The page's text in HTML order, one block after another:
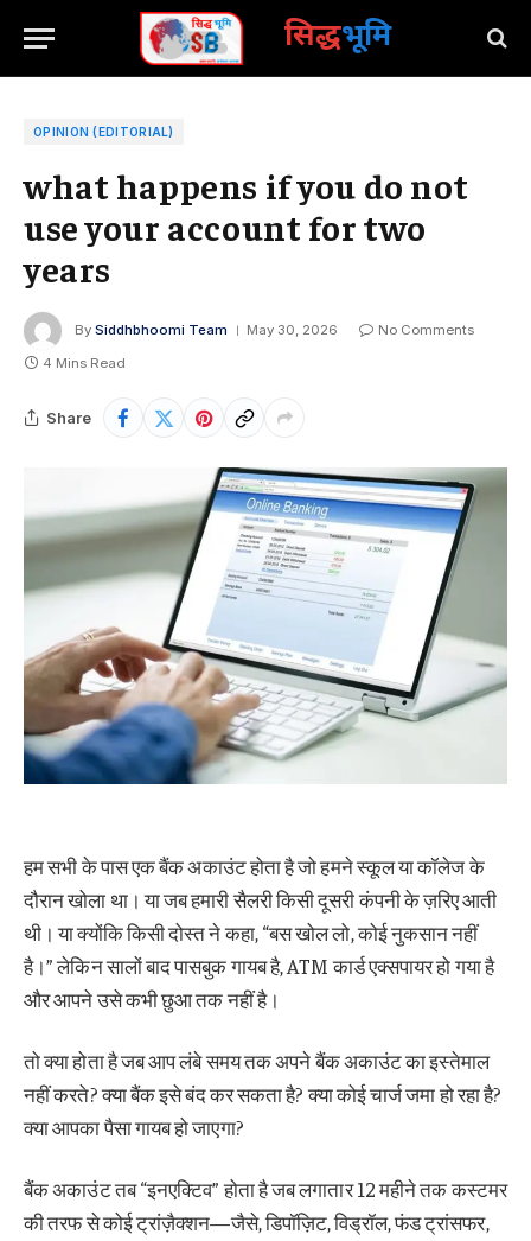
सिद्धभूमि
OPINION (EDITORIAL)
what happens if you do not
use your account for two
years
By Siddhbhoomi Team May 30, 2026
No Comments
4 Mins Read
Share
हम सभी के पास एक बैंक अकाउंट होता है जो हमने स्कूल या कॉलेज के
दौरान खोला था। या जब हमारी सैलरी किसी दूसरी कंपनी के ज़रिए आती
थी। या क्योंकि किसी दोस्त ने कहा, “बस खोल लो, कोई नुकसान नहीं
है।” लेकिन सालों बाद पासबुक गायब है, ATM कार्ड एक्सपायर हो गया है
और आपने उसे कभी छुआ तक नहीं है।
तो क्या होता है जब आप लंबे समय तक अपने बैंक अकाउंट का इस्तेमाल
नहीं करते? क्या बैंक इसे बंद कर सकता है? क्या कोई चार्ज जमा हो रहा है?
क्या आपका पैसा गायब हो जाएगा?
बैंक अकाउंट तब “इनएक्टिव” होता है जब लगातार 12 महीने तक कस्टमर
की तरफ से कोई ट्रांज़ैक्शन—जैसे, डिपॉज़िट, विड्रॉल, फंड ट्रांसफर,